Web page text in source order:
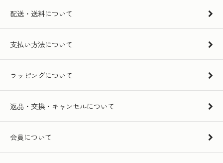
配送・送料について
支払い方法について
ラッピングについて
返品・交換・キャンセルについて
会員について